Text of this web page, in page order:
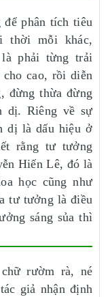
để phân tích tiêu
thời mỗi khác,
phải từng trải
cho cao, rồi diễn
đừng thừa đừng
dị. Riêng về sự
dị là dấu hiệu ở
rằng tư tưởng
Hiến Lê, đó là
học cũng như
tư tưởng là điều
sáng sủa thì
rườm rà, né
giả nhận định